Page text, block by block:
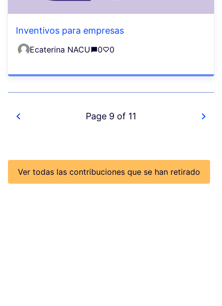
Inventivos para empresas
Ecaterina NACU 0 0
Page 9 of 11
Ver todas las contribuciones que se han retirado